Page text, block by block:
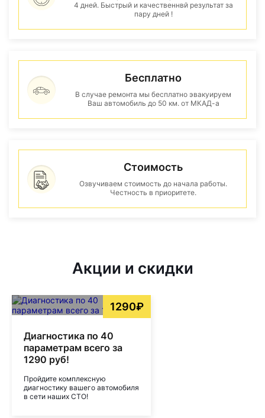
4 дней. Быстрый и качественнвй результат за
пару дней !
Бесплатно
В случае ремонта мы бесплатно эвакуируем
Ваш автомобиль до 50 км. от МКАД-а
Стоимость
Озвучиваем стоимость до начала работы.
Честность в приоритете.
Акции и скидки
1290₽
Диагностика по 40
параметрам всего за
1290 руб!
Пройдите комплексную
диагностику вашего автомобиля
в сети наших СТО!